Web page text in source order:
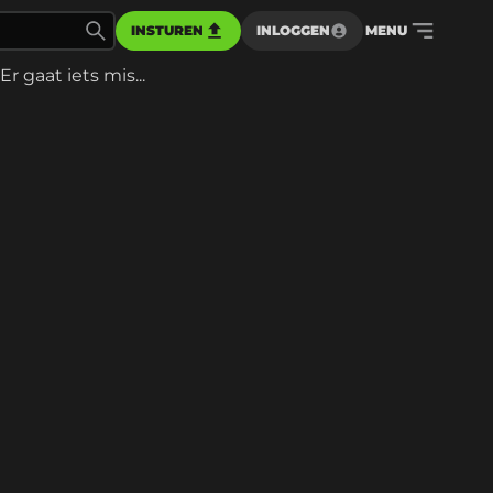
INSTUREN INLOGGEN MENU
Er gaat iets mis...